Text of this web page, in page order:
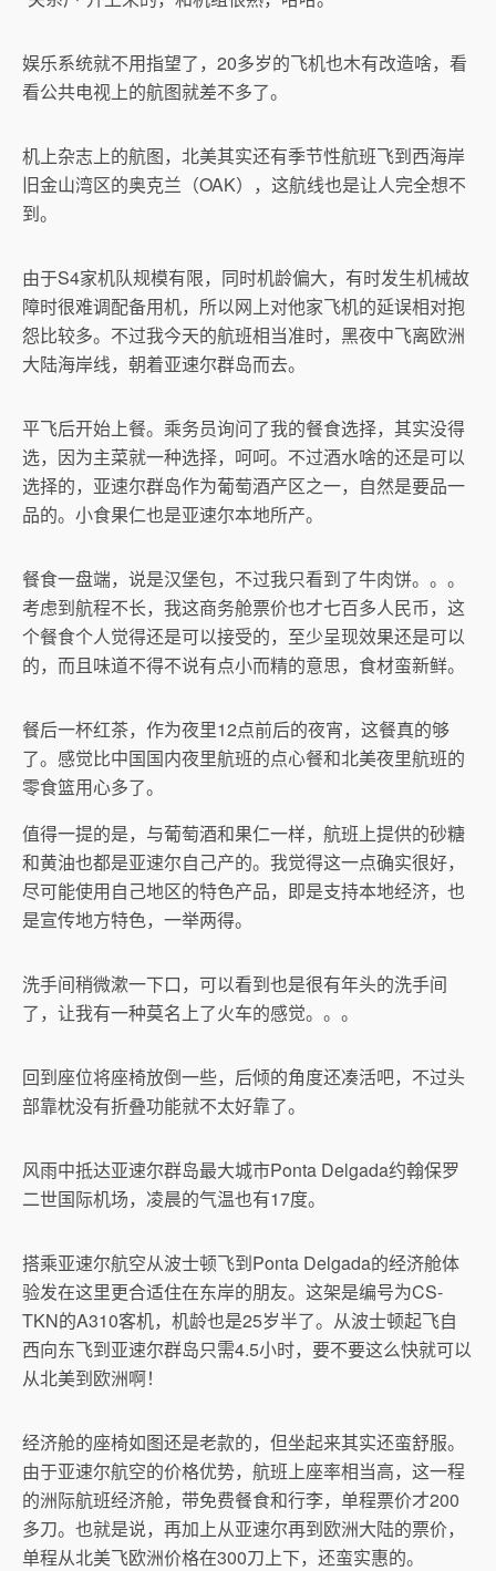
娱乐系统就不用指望了，20多岁的飞机也木有改造啥，看
看公共电视上的航图就差不多了。
机上杂志上的航图，北美其实还有季节性航班飞到西海岸
旧金山湾区的奥克兰（OAK），这航线也是让人完全想不
到。
由于S4家机队规模有限，同时机龄偏大，有时发生机械故
障时很难调配备用机，所以网上对他家飞机的延误相对抱
怨比较多。不过我今天的航班相当准时，黑夜中飞离欧洲
大陆海岸线，朝着亚速尔群岛而去。
平飞后开始上餐。乘务员询问了我的餐食选择，其实没得
选，因为主菜就一种选择，呵呵。不过酒水啥的还是可以
选择的，亚速尔群岛作为葡萄酒产区之一，自然是要品一
品的。小食果仁也是亚速尔本地所产。
餐食一盘端，说是汉堡包，不过我只看到了牛肉饼。。。
考虑到航程不长，我这商务舱票价也才七百多人民币，这
个餐食个人觉得还是可以接受的，至少呈现效果还是可以
的，而且味道不得不说有点小而精的意思，食材蛮新鲜。
餐后一杯红茶，作为夜里12点前后的夜宵，这餐真的够
了。感觉比中国国内夜里航班的点心餐和北美夜里航班的
零食篮用心多了。
值得一提的是，与葡萄酒和果仁一样，航班上提供的砂糖
和黄油也都是亚速尔自己产的。我觉得这一点确实很好，
尽可能使用自己地区的特色产品，即是支持本地经济，也
是宣传地方特色，一举两得。
洗手间稍微漱一下口，可以看到也是很有年头的洗手间
了，让我有一种莫名上了火车的感觉。。。
回到座位将座椅放倒一些，后倾的角度还凑活吧，不过头
部靠枕没有折叠功能就不太好靠了。
风雨中抵达亚速尔群岛最大城市Ponta Delgada约翰保罗
二世国际机场，凌晨的气温也有17度。
搭乘亚速尔航空从波士顿飞到Ponta Delgada的经济舱体
验发在这里更合适住在东岸的朋友。这架是编号为CS-
TKN的A310客机，机龄也是25岁半了。从波士顿起飞自
西向东飞到亚速尔群岛只需4.5小时，要不要这么快就可以
从北美到欧洲啊！
经济舱的座椅如图还是老款的，但坐起来其实还蛮舒服。
由于亚速尔航空的价格优势，航班上座率相当高，这一程
的洲际航班经济舱，带免费餐食和行李，单程票价才200
多刀。也就是说，再加上从亚速尔再到欧洲大陆的票价，
单程从北美飞欧洲价格在300刀上下，还蛮实惠的。